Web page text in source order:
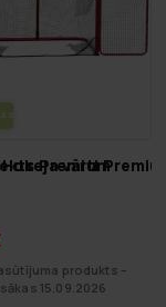
Premium
PIE­GĀ­DE
vārti
produkts –
15.09.2026